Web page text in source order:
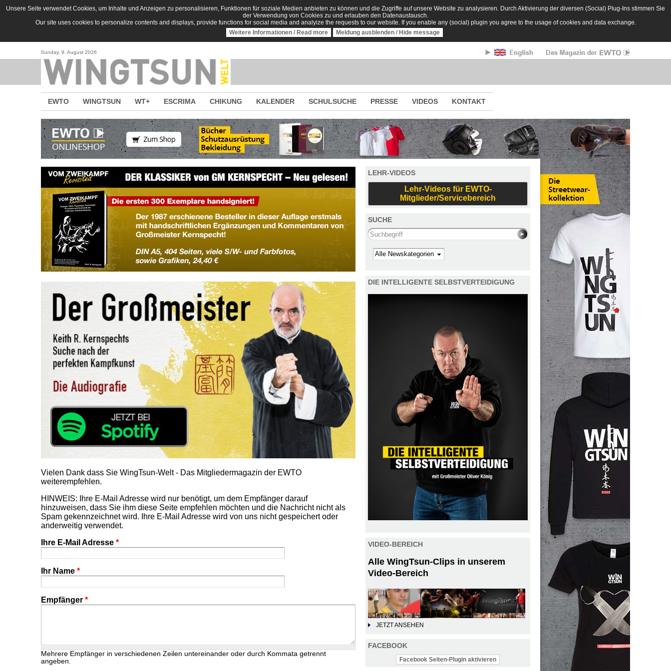
Direkt zum Inhalt
Unsere Seite verwendet Cookies, um Inhalte und Anzeigen zu personalisieren, Funktionen für soziale Medien anbieten zu können und die Zugriffe auf unsere Website zu analysieren. Durch Aktivierung der diversen (Social) Plug-Ins stimmen Sie
der Verwendung von Cookies zu und erlauben den Datenaustausch.
Our site uses cookies to personalize contents and displays, provide functions for social media and analyize the requests to our website. If you enable any (social) plugin you agree to the usage of cookies and data exchange.
Weitere Informationen / Read more
Meldung ausblenden / Hide message
Sunday, 9. August 2026
EWTO WINGTSUN WT+ ESCRIMA CHIKUNG KALENDER SCHULSUCHE PRESSE VIDEOS KONTAKT
Vielen Dank dass Sie WingTsun-Welt - Das Mitgliedermagazin der EWTO
weiterempfehlen.
HINWEIS: Ihre E-Mail Adresse wird nur benötigt, um dem Empfänger darauf
hinzuweisen, dass Sie ihm diese Seite empfehlen möchten und die Nachricht nicht als
Spam gekennzeichnet wird. Ihre E-Mail Adresse wird von uns nicht gespeichert oder
anderweitig verwendet.
Ihre E-Mail Adresse *
Ihr Name *
Empfänger *
Mehrere Empfänger in verschiedenen Zeilen untereinander oder durch Kommata getrennt
angeben.
LEHR-VIDEOS
Lehr-Videos für EWTO-
Mitglieder/Servicebereich
SUCHE
Search this site
Kategorie
DIE INTELLIGENTE SELBSTVERTEIDIGUNG
VIDEO-BEREICH
Alle WingTsun-Clips in unserem
Video-Bereich
JETZT ANSEHEN
FACEBOOK
Facebook Seiten-Plugin aktivieren